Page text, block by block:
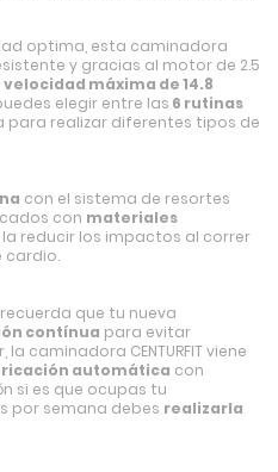
optima, esta caminadora
y gracias al motor de 2.5
velocidad máxima de 14.8
elegir entre las 6 rutinas
para realizar diferentes tipos de
con el sistema de resortes
con materiales
reducir los impactos al correr
cardio.
que tu nueva
contínua para evitar
caminadora CENTURFIT viene
automática con
si es que ocupas tu
por semana debes realizarla